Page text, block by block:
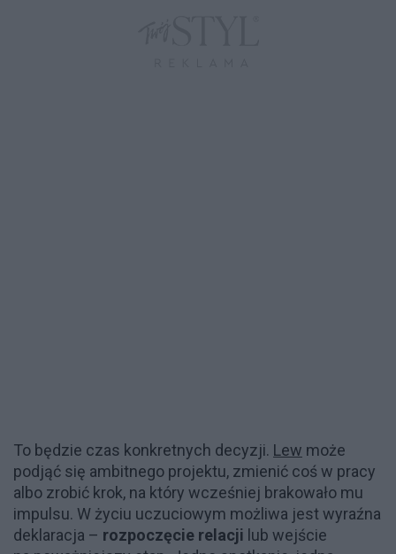
To będzie czas konkretnych decyzji. Lew może
podjąć się ambitnego projektu, zmienić coś w pracy
albo zrobić krok, na który wcześniej brakowało mu
impulsu. W życiu uczuciowym możliwa jest wyraźna
deklaracja – rozpoczęcie relacji lub wejście